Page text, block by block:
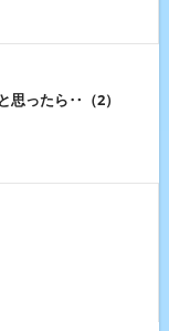
思ったら‥（2）